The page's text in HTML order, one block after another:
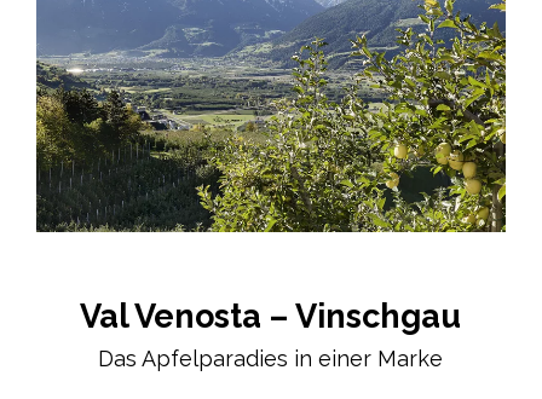
Val Venosta – Vinschgau
Das Apfelparadies in einer Marke